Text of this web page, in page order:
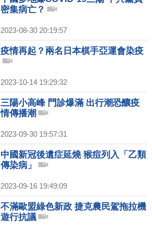
密集病亡？
2023-08-30 20:19:57
疫情再起？兩名日本棋手亞運會染疫
2023-10-14 19:29:32
三陽小高峰 門診爆滿 出行潮恐釀疫
情傳播潮
2023-09-30 19:57:31
中國新冠後遺症延燒 猴痘列入「乙類
傳染病」
2023-09-16 19:49:09
不滿歐盟綠色新政 捷克農民駕拖拉機
遊行抗議